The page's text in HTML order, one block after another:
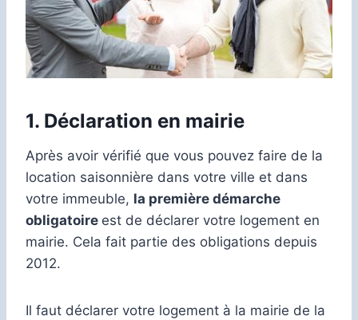
1. Déclaration en mairie
Après avoir vérifié que vous pouvez faire de la
location saisonnière dans votre ville et dans
votre immeuble, la première démarche
obligatoire est de déclarer votre logement en
mairie. Cela fait partie des obligations depuis
2012.
Il faut déclarer votre logement à la mairie de la